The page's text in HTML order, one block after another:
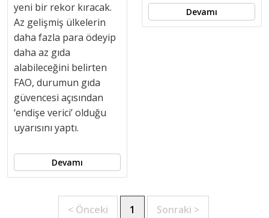
yeni bir rekor kıracak.
Az gelişmiş ülkelerin
daha fazla para ödeyip
daha az gıda
alabileceğini belirten
FAO, durumun gıda
güvencesi açısından
‘endişe verici’ olduğu
uyarısını yaptı.
Devamı
Devamı
< Önceki 1 Sonraki >